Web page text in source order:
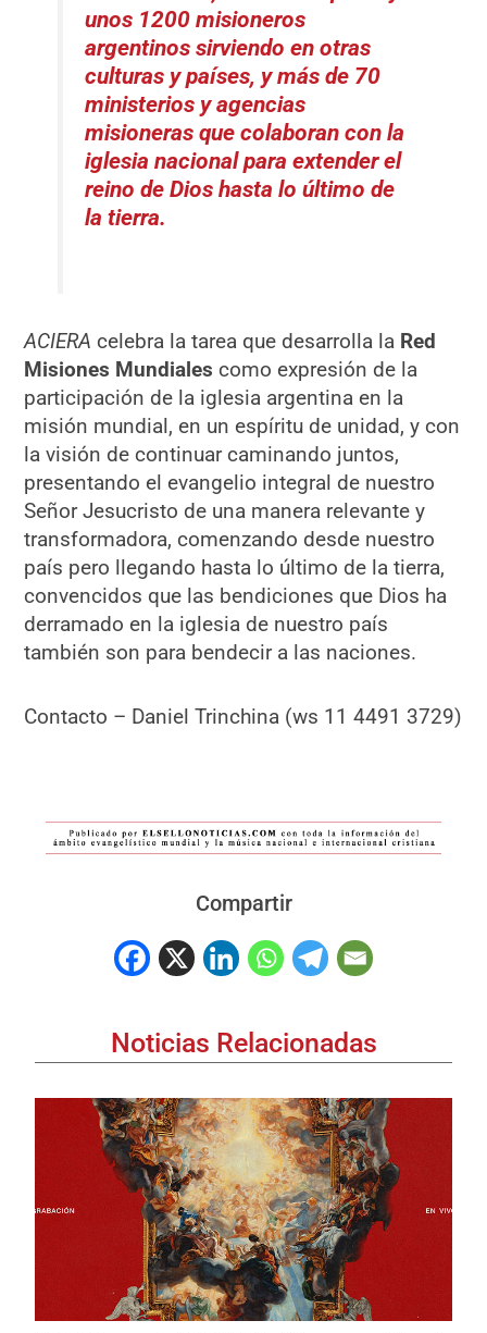
unos 1200 misioneros
argentinos sirviendo en otras
culturas y países, y más de 70
ministerios y agencias
misioneras que colaboran con la
iglesia nacional para extender el
reino de Dios hasta lo último de
la tierra.
ACIERA celebra la tarea que desarrolla la Red
Misiones Mundiales como expresión de la
participación de la iglesia argentina en la
misión mundial, en un espíritu de unidad, y con
la visión de continuar caminando juntos,
presentando el evangelio integral de nuestro
Señor Jesucristo de una manera relevante y
transformadora, comenzando desde nuestro
país pero llegando hasta lo último de la tierra,
convencidos que las bendiciones que Dios ha
derramado en la iglesia de nuestro país
también son para bendecir a las naciones.
Contacto – Daniel Trinchina (ws 11 4491 3729)
Compartir
Noticias Relacionadas